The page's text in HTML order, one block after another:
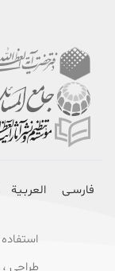
فارسـی العربـیة
طراحی